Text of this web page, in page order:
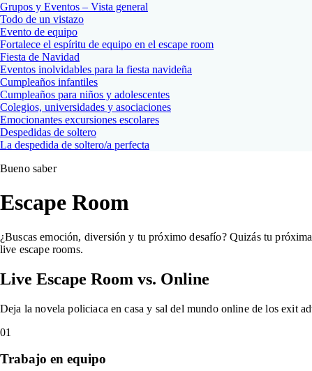
Grupos y Eventos – Vista general
Todo de un vistazo
Evento de equipo
Fortalece el espíritu de equipo en el escape room
Fiesta de Navidad
Eventos inolvidables para la fiesta navideña
Cumpleaños infantiles
Cumpleaños para niños y adolescentes
Colegios, universidades y asociaciones
Emocionantes excursiones escolares
Despedidas de soltero
La despedida de soltero/a perfecta
Bueno saber
Escape Room
¿Buscas emoción, diversión y tu próximo desafío? Quizás tu
live escape rooms.
Live Escape Room vs. Online
Deja la novela policiaca en casa y sal del mundo online de los exit
01
Trabajo en equipo